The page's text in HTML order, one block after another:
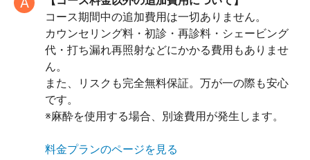
コース期間中の追加費用は一切ありません。
カウンセリング料・初診・再診料・シェービング
代・打ち漏れ再照射などにかかる費用もありませ
ん。
また、リスクも完全無料保証。万が一の際も安心
です。
※麻酔を使用する場合、別途費用が発生します。
料金プランのページを見る